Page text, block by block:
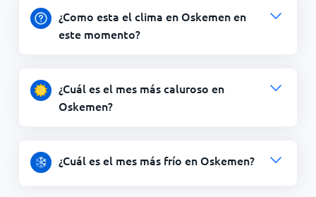
¿Como esta el clima en Oskemen en
este momento?
¿Cuál es el mes más caluroso en
Oskemen?
¿Cuál es el mes más frío en Oskemen?